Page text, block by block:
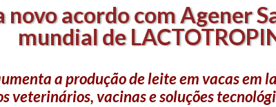
novo acordo com Agener
mundial de
a produção de leite em vacas em
veterinários, vacinas e soluções